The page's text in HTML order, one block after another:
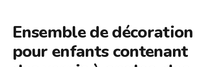
Ensemble de décoration
pour enfants contenant